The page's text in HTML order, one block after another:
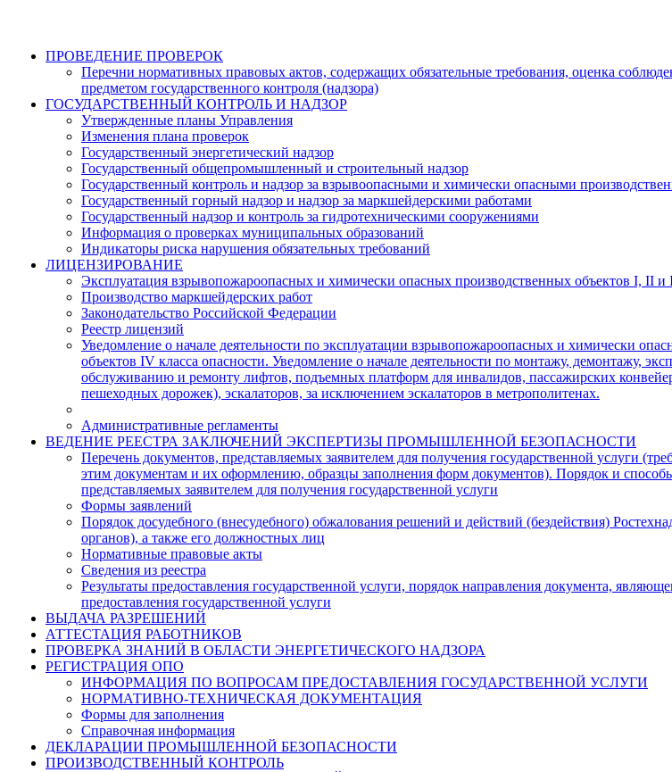
ПРОВЕДЕНИЕ ПРОВЕРОК
Перечни нормативных правовых актов, содержащих обязательные требования, оценка
предметом государственного контроля (надзора)
ГОСУДАРСТВЕННЫЙ КОНТРОЛЬ И НАДЗОР
Утвержденные планы Управления
Изменения плана проверок
Государственный энергетический надзор
Государственный общепромышленный и строительный надзор
Государственный контроль и надзор за взрывоопасными и химически опасными
Государственный горный надзор и надзор за маркшейдерскими работами
Государственный надзор и контроль за гидротехническими сооружениями
Информация о проверках муниципальных образований
Индикаторы риска нарушения обязательных требований
ЛИЦЕНЗИРОВАНИЕ
Эксплуатация взрывопожароопасных и химически опасных производственных объектов I, II и
Производство маркшейдерских работ
Законодательство Российской Федерации
Реестр лицензий
Уведомление о начале деятельности по эксплуатации взрывопожароопасных и химически
объектов IV класса опасности. Уведомление о начале деятельности по монтажу, демонтажу,
обслуживанию и ремонту лифтов, подъемных платформ для инвалидов, пассажирских
пешеходных дорожек), эскалаторов, за исключением эскалаторов в метрополитенах.
Административные регламенты
ВЕДЕНИЕ РЕЕСТРА ЗАКЛЮЧЕНИЙ ЭКСПЕРТИЗЫ ПРОМЫШЛЕННОЙ БЕЗОПАСНОСТИ
Перечень документов, представляемых заявителем для получения государственной услуги
этим документам и их оформлению, образцы заполнения форм документов). Порядок и
представляемых заявителем для получения государственной услуги
Формы заявлений
Порядок досудебного (внесудебного) обжалования решений и действий (бездействия)
органов), а также его должностных лиц
Нормативные правовые акты
Сведения из реестра
Результаты предоставления государственной услуги, порядок направления документа,
предоставления государственной услуги
ВЫДАЧА РАЗРЕШЕНИЙ
АТТЕСТАЦИЯ РАБОТНИКОВ
ПРОВЕРКА ЗНАНИЙ В ОБЛАСТИ ЭНЕРГЕТИЧЕСКОГО НАДЗОРА
РЕГИСТРАЦИЯ ОПО
ИНФОРМАЦИЯ ПО ВОПРОСАМ ПРЕДОСТАВЛЕНИЯ ГОСУДАРСТВЕННОЙ УСЛУГИ
НОРМАТИВНО-ТЕХНИЧЕСКАЯ ДОКУМЕНТАЦИЯ
Формы для заполнения
Справочная информация
ДЕКЛАРАЦИИ ПРОМЫШЛЕННОЙ БЕЗОПАСНОСТИ
ПРОИЗВОДСТВЕННЫЙ КОНТРОЛЬ